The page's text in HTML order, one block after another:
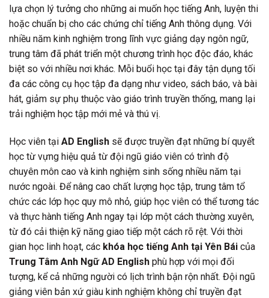
lựa chọn lý tưởng cho những ai muốn học tiếng Anh, luyện thi
hoặc chuẩn bị cho các chứng chỉ tiếng Anh thông dụng. Với
nhiều năm kinh nghiệm trong lĩnh vực giảng dạy ngôn ngữ,
trung tâm đã phát triển một chương trình học độc đáo, khác
biệt so với nhiều nơi khác. Mỗi buổi học tại đây tận dụng tối
đa các công cụ học tập đa dạng như video, sách báo, và bài
hát, giảm sự phụ thuộc vào giáo trình truyền thống, mang lại
trải nghiệm học tập mới mẻ và thú vị.
Học viên tại AD English sẽ được truyền đạt những bí quyết
học từ vựng hiệu quả từ đội ngũ giáo viên có trình độ
chuyên môn cao và kinh nghiệm sinh sống nhiều năm tại
nước ngoài. Để nâng cao chất lượng học tập, trung tâm tổ
chức các lớp học quy mô nhỏ, giúp học viên có thể tương tác
và thực hành tiếng Anh ngay tại lớp một cách thường xuyên,
từ đó cải thiện kỹ năng giao tiếp một cách rõ rệt. Với thời
gian học linh hoạt, các khóa học tiếng Anh tại Yên Bái của
Trung Tâm Anh Ngữ AD English phù hợp với mọi đối
tượng, kể cả những người có lịch trình bận rộn nhất. Đội ngũ
giảng viên bản xứ giàu kinh nghiệm không chỉ truyền đạt